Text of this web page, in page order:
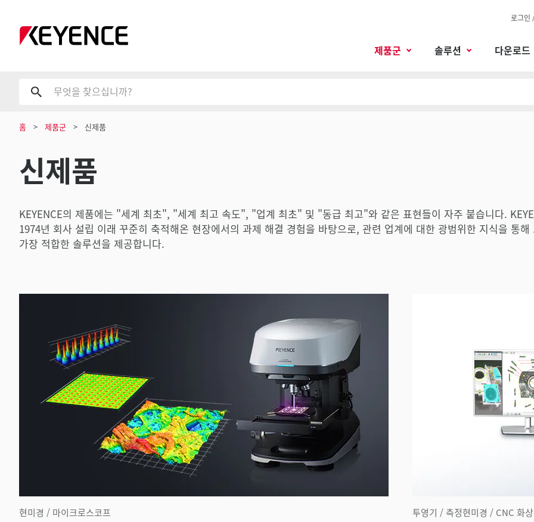
로그인
제품군 솔루션 다운로드
홈 제품군 신제품
신제품
KEYENCE의 제품에는 "세계 최초", "세계 최고 속도", "업계 최초" 및 "동급 최고"와 같은 표현들이 자주 붙습니다.
1974년 회사 설립 이래 꾸준히 축적해온 현장에서의 과제 해결 경험을 바탕으로, 관련 업계에 대한 광범위한 지식을 통해
가장 적합한 솔루션을 제공합니다.
현미경 / 마이크로스코프 투영기 / 측정현미경 / CNC 화